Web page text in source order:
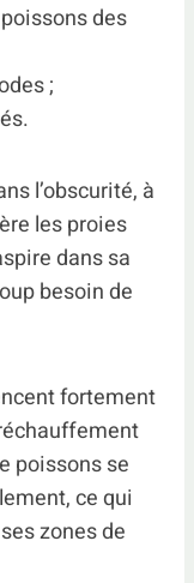
des
;
l’obscurité, à
les proies
dans sa
besoin de
fortement
poissons se
ce qui
zones de